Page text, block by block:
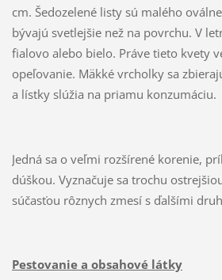
cm. Šedozelené listy sú malého
bývajú svetlejšie než na povrchu. V
fialovo alebo bielo. Práve tieto kvety
opeľovanie. Mäkké vrcholky sa
a lístky slúžia na priamu konzumáciu.
Jedná sa o veľmi rozšírené korenie,
dúškou. Vyznačuje sa trochu
súčasťou rôznych zmesí s ďalšími
Pestovanie a obsahové látky